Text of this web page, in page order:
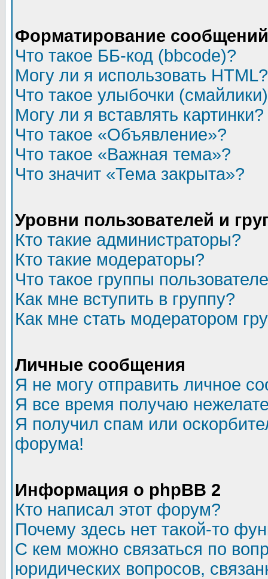
Форматирование
Что такое ББ-код (bbcode)?
Могу ли я использовать HTML?
Что такое улыбочки
Могу ли я вставлять картинки?
Что такое «Объявление»?
Что такое «Важная тема»?
Что значит «Тема закрыта»?
Уровни пользователей и
Кто такие администраторы?
Кто такие модераторы?
Что такое группы
Как мне вступить в группу?
Как мне стать модератором
Личные сообщения
Я не могу отправить личное
Я все время получаю
Я получил спам или
форума!
Информация о phpBB 2
Кто написал этот форум?
Почему здесь нет такой-то
С кем можно связаться по
юридических вопросов,